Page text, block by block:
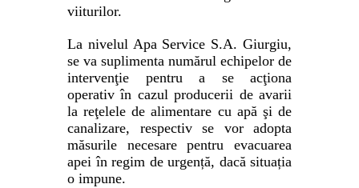
viiturilor.
La nivelul Apa Service S.A. Giurgiu,
se va suplimenta numărul echipelor de
intervenţie pentru a se acţiona
operativ în cazul producerii de avarii
la reţelele de alimentare cu apă şi de
canalizare, respectiv se vor adopta
măsurile necesare pentru evacuarea
apei în regim de urgență, dacă situația
o impune.